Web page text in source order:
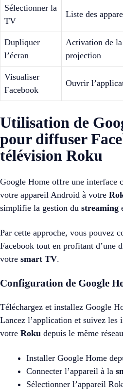
Sélectionner la
TV
Liste des
Dupliquer
l’écran
Activation de la
projection
Visualiser
Facebook
Ouvrir
Utilisation de
pour diffuser
télévision Roku
Google Home offre une interface
votre appareil Android à votre
simplifie la gestion du streaming
Par cette approche, vous pouvez
Facebook tout en profitant d’une
votre smart TV.
Configuration de Google
Téléchargez et installez Google
Lancez l’application et suivez les
votre Roku depuis le même
Installer Google Home
Connecter l’appareil à la
Sélectionner l’appareil